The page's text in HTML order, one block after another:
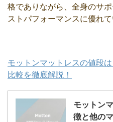
格でありながら、全身のサ
ストパフォーマンスに優れて
モットンマットレスの値段
比較を徹底解説！
モットン
徴と他の